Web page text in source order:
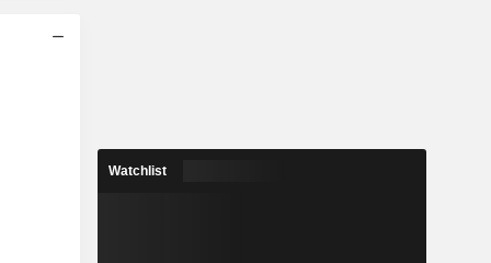
Watchlist